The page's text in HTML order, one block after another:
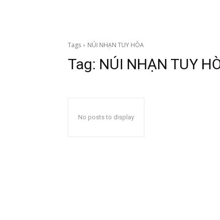
Tags NÚI NHẠN TUY HÒA
Tag: NÚI NHẠN TUY
No posts to display